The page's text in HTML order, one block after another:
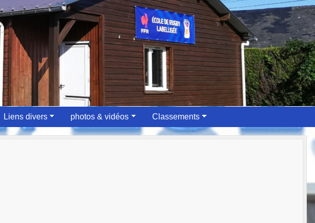
Liens divers photos & vidéos Classements